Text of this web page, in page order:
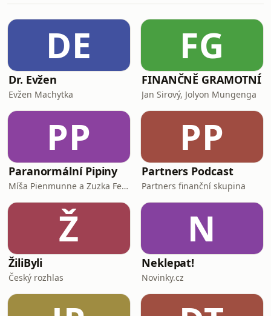
stovky českých vlastenců.
DE
Dr. Evžen
Evžen Machytka
FG
FINANČNĚ GRAMOTNÍ
Jan Sirový, Jolyon Mungenga
PP
Paranormální Pipiny
Míša Pienmunne a Zuzka Fejfarová
PP
Partners Podcast
Partners finanční skupina
Ž
ŽiliByli
Český rozhlas
N
Neklepat!
Novinky.cz